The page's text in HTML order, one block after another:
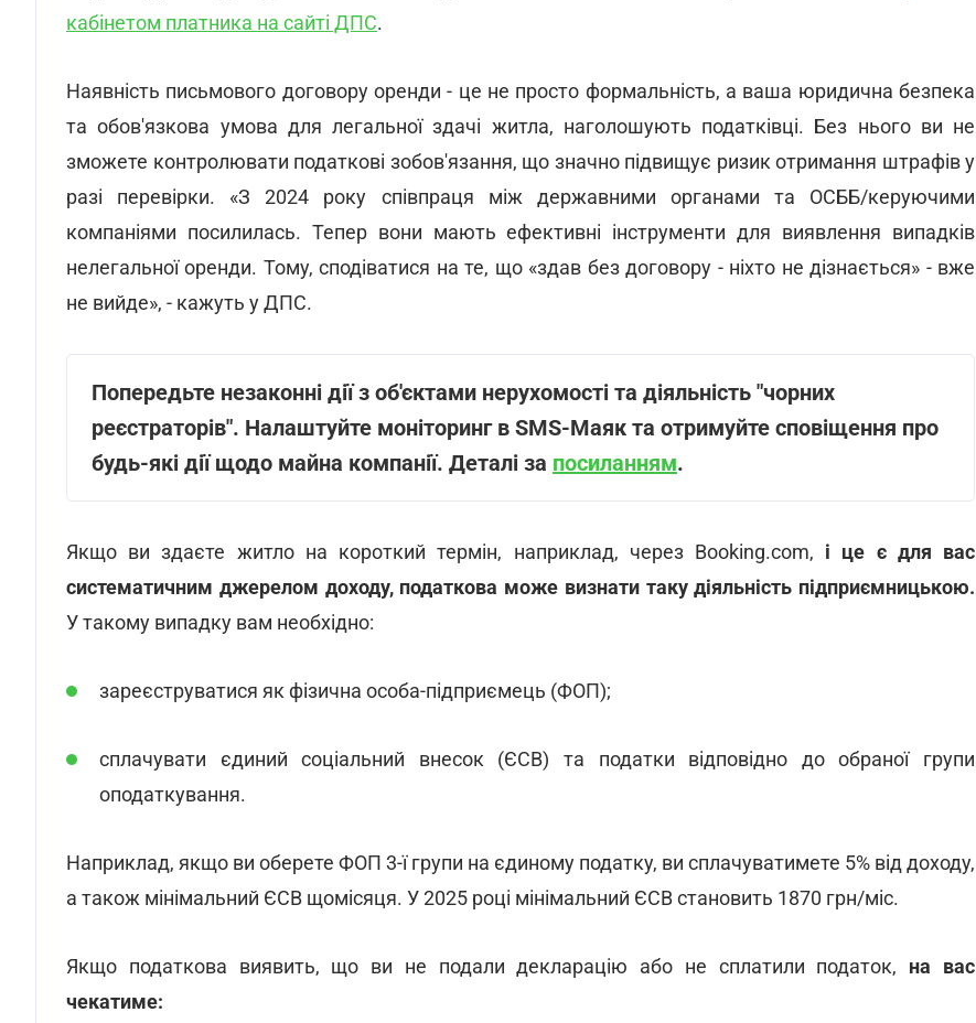
кабінетом платника на сайті ДПС.
Наявність письмового договору оренди - це не просто формальність, а ваша юридична безпека
та обов'язкова умова для легальної здачі житла, наголошують податківці. Без нього ви не
зможете контролювати податкові зобов'язання, що значно підвищує ризик отримання штрафів у
разі перевірки. «З 2024 року співпраця між державними органами та ОСББ/керуючими
компаніями посилилась. Тепер вони мають ефективні інструменти для виявлення випадків
нелегальної оренди. Тому, сподіватися на те, що «здав без договору - ніхто не дізнається» - вже
не вийде», - кажуть у ДПС.
Попередьте незаконні дії з об'єктами нерухомості та діяльність "чорних
реєстраторів". Налаштуйте моніторинг в SMS-Маяк та отримуйте сповіщення про
будь-які дії щодо майна компанії. Деталі за посиланням.
Якщо ви здаєте житло на короткий термін, наприклад, через Booking.com, і це є для вас
систематичним джерелом доходу, податкова може визнати таку діяльність підприємницькою.
У такому випадку вам необхідно:
зареєструватися як фізична особа-підприємець (ФОП);
сплачувати єдиний соціальний внесок (ЄСВ) та податки відповідно до обраної групи
оподаткування.
Наприклад, якщо ви оберете ФОП 3-ї групи на єдиному податку, ви сплачуватимете 5% від доходу,
а також мінімальний ЄСВ щомісяця. У 2025 році мінімальний ЄСВ становить 1870 грн/міс.
Якщо податкова виявить, що ви не подали декларацію або не сплатили податок, на вас
чекатиме: